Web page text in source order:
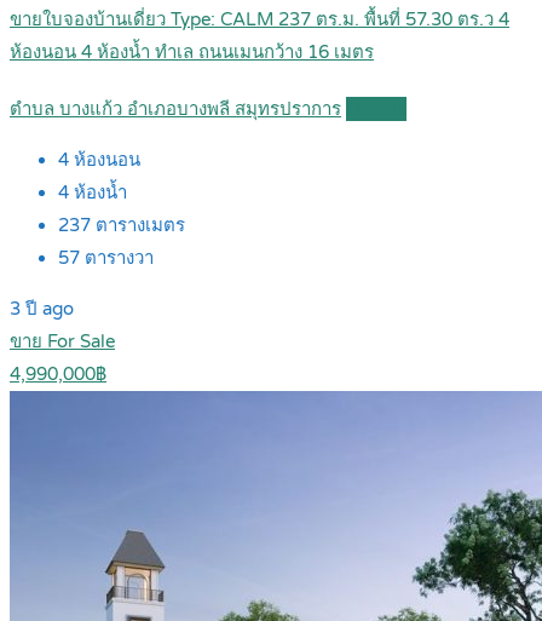
ขายใบจองบ้านเดี่ยว Type: CALM 237 ตร.ม. พื้นที่ 57.30 ตร.ว 4
ห้องนอน 4 ห้องน้ำ ทำเล ถนนเมนกว้าง 16 เมตร
ตำบล บางแก้ว อำเภอบางพลี สมุทรปราการ
4 ห้องนอน
4 ห้องน้ำ
237 ตารางเมตร
57 ตารางวา
3 ปี ago
ขาย For Sale
4,990,000฿